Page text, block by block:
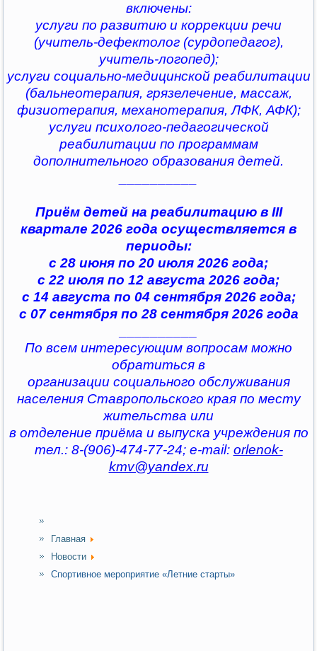
включены:
услуги по развитию и коррекции речи
(учитель-дефектолог (сурдопедагог),
учитель-логопед);
услуги социально-медицинской реабилитации
(бальнеотерапия, грязелечение, массаж,
физиотерапия, механотерапия, ЛФК, АФК);
услуги психолого-педагогической
реабилитации по программам
дополнительного образования детей.
Приём детей на реабилитацию в III
квартале 2026 года осуществляется в
периоды:
с 28 июня по 20 июля 2026 года;
с 22 июля по 12 августа 2026 года;
с 14 августа по 04 сентября 2026 года;
с 07 сентября по 28 сентября 2026 года
По всем интересующим вопросам можно
обратиться в
организации социального обслуживания
населения Ставропольского края по месту
жительства или
в отделение приёма и выпуска учреждения по
тел.: 8-(906)-474-77-24; e-mail: orlenok-
kmv@yandex.ru
Главная
Новости
Спортивное мероприятие «Летние старты»